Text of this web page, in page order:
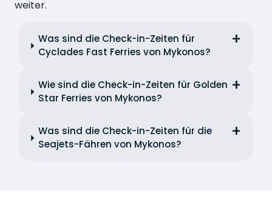
weiter.
Was sind die Check-in-Zeiten für
Cyclades Fast Ferries von Mykonos?
Wie sind die Check-in-Zeiten für Golden
Star Ferries von Mykonos?
Was sind die Check-in-Zeiten für die
Seajets-Fähren von Mykonos?